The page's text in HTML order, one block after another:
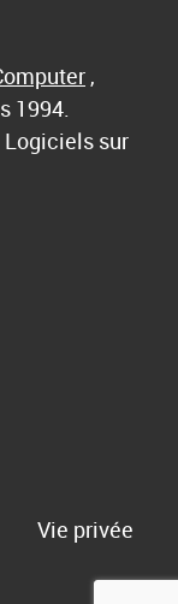
,
1994.
Logiciels sur
Vie privée